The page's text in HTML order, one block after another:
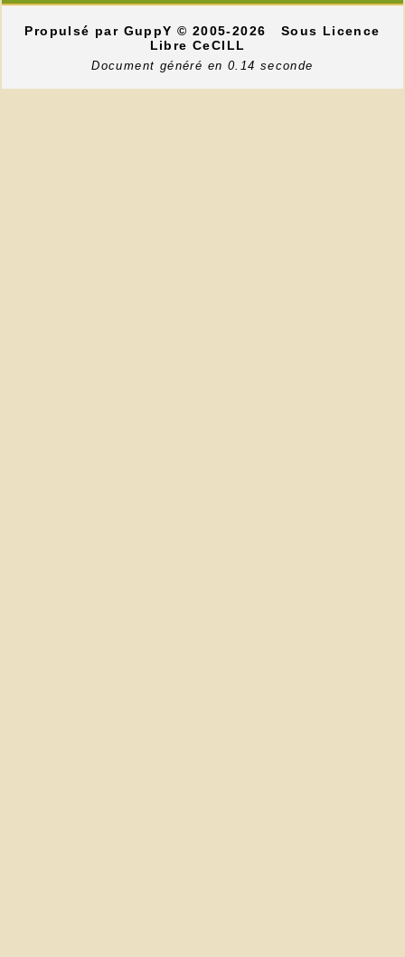
Propulsé par GuppY© 2005-2026
Sous Licence
Libre CeCILL
Document généré en 0.14 seconde